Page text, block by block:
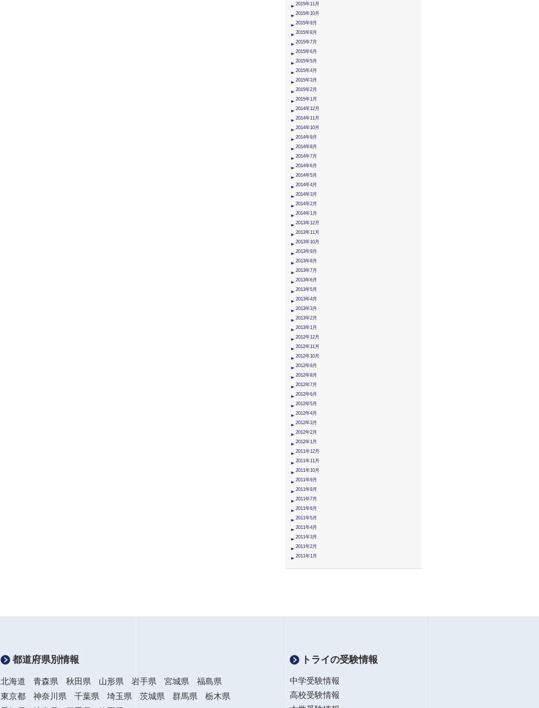
2015年11月
2015年10月
2015年9月
2015年8月
2015年7月
2015年6月
2015年5月
2015年4月
2015年3月
2015年2月
2015年1月
2014年12月
2014年11月
2014年10月
2014年9月
2014年8月
2014年7月
2014年6月
2014年5月
2014年4月
2014年3月
2014年2月
2014年1月
2013年12月
2013年11月
2013年10月
2013年9月
2013年8月
2013年7月
2013年6月
2013年5月
2013年4月
2013年3月
2013年2月
2013年1月
2012年12月
2012年11月
2012年10月
2012年9月
2012年8月
2012年7月
2012年6月
2012年5月
2012年4月
2012年3月
2012年2月
2012年1月
2011年12月
2011年11月
2011年10月
2011年9月
2011年8月
2011年7月
2011年6月
2011年5月
2011年4月
2011年3月
2011年2月
2011年1月
都道府県別情報
北海道 青森県 秋田県 山形県 岩手県 宮城県
福島県
東京都
神奈川県 千葉県 埼玉県 茨城県 群馬県
栃木県
トライの受験情報
中学受験情報
高校受験情報